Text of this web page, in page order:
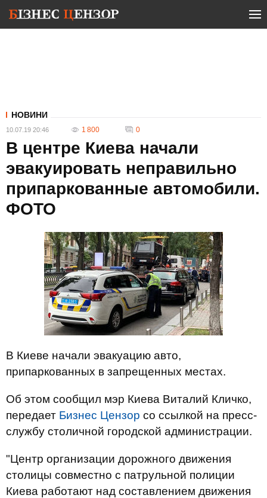
НОВИНИ
10.07.19 20:46 1 800 0
В центре Киева начали
эвакуировать неправильно
припаркованные автомобили.
ФОТО
В Киеве начали эвакуацию авто,
припаркованных в запрещенных местах.
Об этом сообщил мэр Киева Виталий Кличко,
передает Бизнес Цензор со ссылкой на пресс-
службу столичной городской администрации.
"Центр организации дорожного движения
столицы совместно с патрульной полиции
Киева работают над составлением движения